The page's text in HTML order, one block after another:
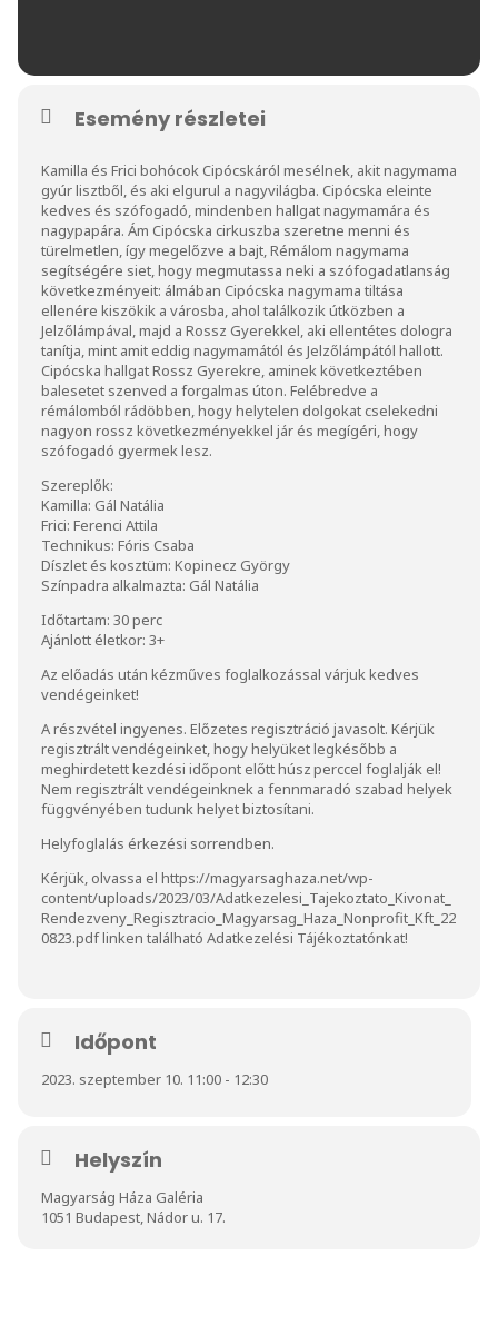
Esemény részletei
Kamilla és Frici bohócok Cipócskáról mesélnek, akit nagymama
gyúr lisztből, és aki elgurul a nagyvilágba. Cipócska eleinte
kedves és szófogadó, mindenben hallgat nagymamára és
nagypapára. Ám Cipócska cirkuszba szeretne menni és
türelmetlen, így megelőzve a bajt, Rémálom nagymama
segítségére siet, hogy megmutassa neki a szófogadatlanság
következményeit: álmában Cipócska nagymama tiltása
ellenére kiszökik a városba, ahol találkozik útközben a
Jelzőlámpával, majd a Rossz Gyerekkel, aki ellentétes dologra
tanítja, mint amit eddig nagymamától és Jelzőlámpától hallott.
Cipócska hallgat Rossz Gyerekre, aminek következtében
balesetet szenved a forgalmas úton. Felébredve a
rémálomból rádöbben, hogy helytelen dolgokat cselekedni
nagyon rossz következményekkel jár és megígéri, hogy
szófogadó gyermek lesz.
Szereplők:
Kamilla: Gál Natália
Frici: Ferenci Attila
Technikus: Fóris Csaba
Díszlet és kosztüm: Kopinecz György
Színpadra alkalmazta: Gál Natália
Időtartam: 30 perc
Ajánlott életkor: 3+
Az előadás után kézműves foglalkozással várjuk kedves
vendégeinket!
A részvétel ingyenes. Előzetes regisztráció javasolt. Kérjük
regisztrált vendégeinket, hogy helyüket legkésőbb a
meghirdetett kezdési időpont előtt húsz perccel foglalják el!
Nem regisztrált vendégeinknek a fennmaradó szabad helyek
függvényében tudunk helyet biztosítani.
Helyfoglalás érkezési sorrendben.
Kérjük, olvassa el https://magyarsaghaza.net/wp-
content/uploads/2023/03/Adatkezelesi_Tajekoztato_Kivonat_
Rendezveny_Regisztracio_Magyarsag_Haza_Nonprofit_Kft_22
0823.pdf linken található Adatkezelési Tájékoztatónkat!
Időpont
2023. szeptember 10. 11:00 - 12:30
Helyszín
Magyarság Háza Galéria
1051 Budapest, Nádor u. 17.